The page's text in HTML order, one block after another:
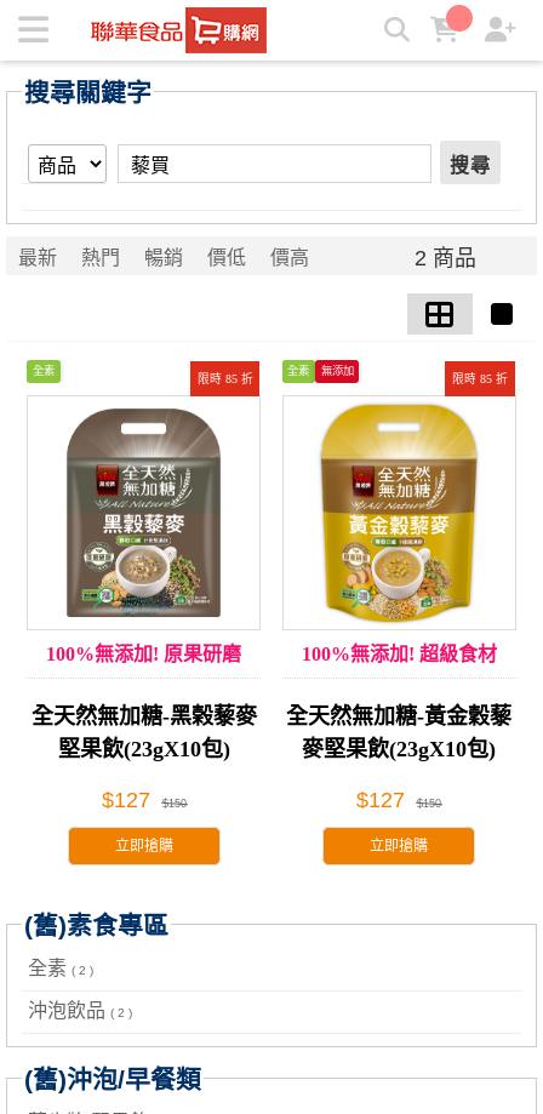
【藜買】搜尋結果 | ★聯華食品e購網★
搜尋關鍵字
搜尋
最新 熱門 暢銷 價低 價高 2 商品
限時 85 折
全素
100%無添加! 原果研磨
全天然無加糖-黑榖藜麥
堅果飲(23gX10包)
$127 $150
立即搶購
限時 85 折
全素 無添加
100%無添加! 超級食材
全天然無加糖-黃金穀藜
麥堅果飲(23gX10包)
$127 $150
立即搶購
(舊)素食專區
全素 ( 2 )
沖泡飲品 ( 2 )
(舊)沖泡/早餐類